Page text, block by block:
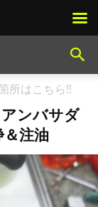
所はこちら!!
ンバサダ
注油